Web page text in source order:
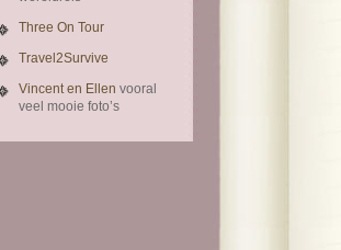
Three On Tour
Travel2Survive
Vincent en Ellen vooral
veel mooie foto’s